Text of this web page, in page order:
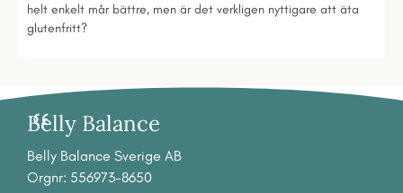
helt enkelt mår bättre, men är det verkligen nyttigare att äta
glutenfritt?
Belly Balance
Belly Balance Sverige AB
Orgnr: 556973-8650